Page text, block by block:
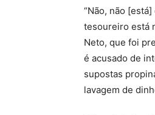
“Não, não
tesoureiro está
Neto, que foi
é acusado de
supostas
lavagem de